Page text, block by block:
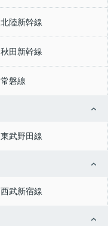
北陸新幹線
秋田新幹線
常磐線
東武野田線
西武新宿線